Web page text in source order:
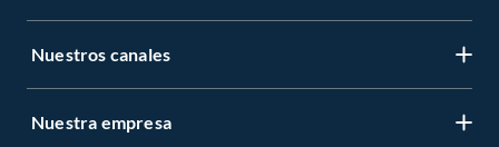
Legales
Mi cuenta
Nuestros canales
Tiendas Sodimac y Maestro
Nuestra empresa